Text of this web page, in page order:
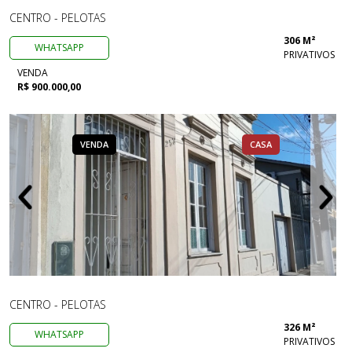
CENTRO - PELOTAS
WHATSAPP
306 M²
PRIVATIVOS
VENDA
R$ 900.000,00
VENDA CASA
CENTRO - PELOTAS
WHATSAPP
326 M²
PRIVATIVOS